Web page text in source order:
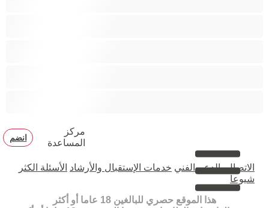
مركز
المساعدة
انضم
الاتصال بالدعم الفني خدمات الإستقبال والأرشاد الأسئلة الكثر
شيوعا
هذا الموقع حصري للبالغين 18 عاما أو أكثر